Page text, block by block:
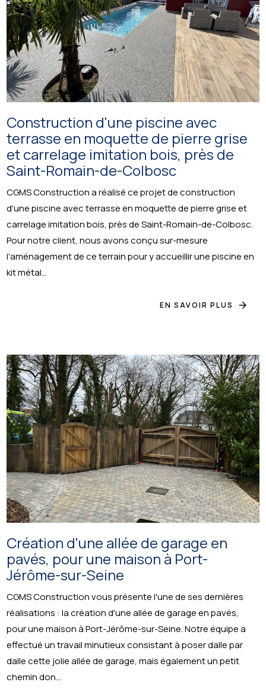
Construction d'une piscine avec
terrasse en moquette de pierre grise
et carrelage imitation bois, près de
Saint-Romain-de-Colbosc
CGMS Construction a réalisé ce projet de construction
d'une piscine avec terrasse en moquette de pierre grise et
carrelage imitation bois, près de Saint-Romain-de-Colbosc.
Pour notre client, nous avons conçu sur-mesure
l'aménagement de ce terrain pour y accueillir une piscine en
kit métal...
EN SAVOIR PLUS
Création d'une allée de garage en
pavés, pour une maison à Port-
Jérôme-sur-Seine
CGMS Construction vous présente l'une de ses dernières
réalisations : la création d'une allée de garage en pavés,
pour une maison à Port-Jérôme-sur-Seine. Notre équipe a
effectué un travail minutieux consistant à poser dalle par
dalle cette jolie allée de garage, mais également un petit
chemin don...